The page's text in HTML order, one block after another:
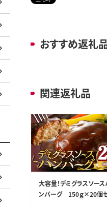
おすすめ返礼
関連返礼品
大容量！デミグラスソース
ンバーグ 150ｇ×20個